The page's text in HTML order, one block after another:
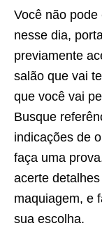
Você não
nesse dia,
previamente
salão que vai
que você vai
Busque
indicações de
faça uma
acerte
maquiagem, e
sua escolha.